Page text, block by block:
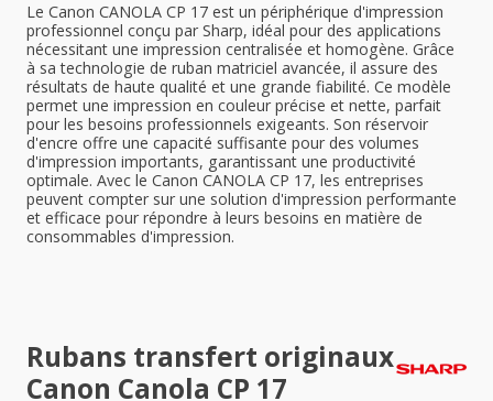
Le Canon CANOLA CP 17 est un périphérique d'impression
professionnel conçu par Sharp, idéal pour des applications
nécessitant une impression centralisée et homogène. Grâce
à sa technologie de ruban matriciel avancée, il assure des
résultats de haute qualité et une grande fiabilité. Ce modèle
permet une impression en couleur précise et nette, parfait
pour les besoins professionnels exigeants. Son réservoir
d'encre offre une capacité suffisante pour des volumes
d'impression importants, garantissant une productivité
optimale. Avec le Canon CANOLA CP 17, les entreprises
peuvent compter sur une solution d'impression performante
et efficace pour répondre à leurs besoins en matière de
consommables d'impression.
Rubans transfert originaux
Canon Canola CP 17